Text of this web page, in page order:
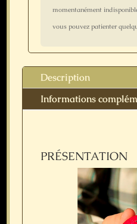
momentanément
vous pouvez patienter
Description
Informations
PRÉSENTATION